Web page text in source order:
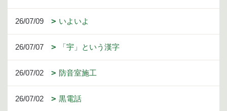
26/07/09 いよいよ
26/07/07 「宇」という漢字
26/07/02 防音室施工
26/07/02 黒電話